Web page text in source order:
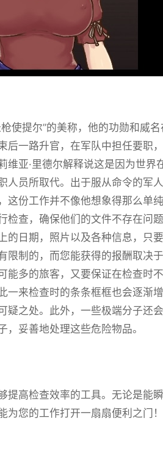
使提尔”的美称，他的功勋和威
一路升官，在军队中担任要职
亚·里德尔解释说这是因为世界
员所取代。出于服从命令的军
这份工作并不像他想象得那么单
检查，确保他们的文件不存在问
的日期，照片以及各种信息，只
限制的，而您能获得的报酬取决
多的旅客，又要保证在检查时
来检查时的条条框框也会逐渐
之处。此外，一些极端分子还
妥善地处理这些危险物品。
高检查效率的工具。无论是能
您的工作打开一扇扇便利之门！